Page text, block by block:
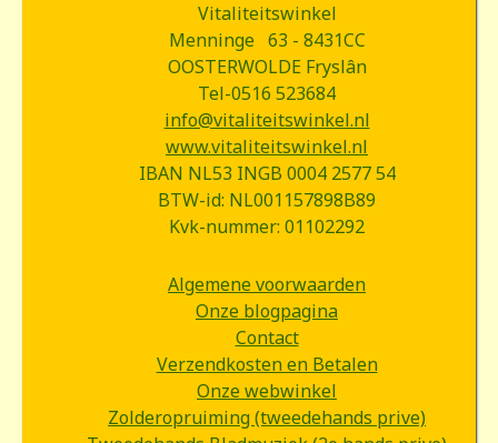
Vitaliteitswinkel
Menninge 63 - 8431CC
OOSTERWOLDE Fryslân
Tel-0516 523684
info@vitaliteitswinkel.nl
www.vitaliteitswinkel.nl
IBAN NL53 INGB 0004 2577 54
BTW-id: NL001157898B89
Kvk-nummer: 01102292
Algemene voorwaarden
Onze blogpagina
Contact
Verzendkosten en Betalen
Onze webwinkel
Zolderopruiming (tweedehands prive)